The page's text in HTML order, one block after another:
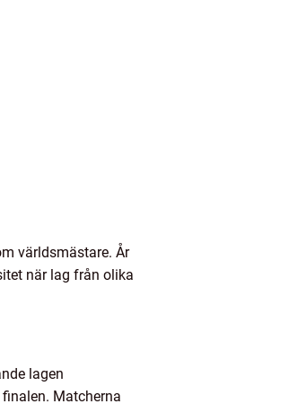
världsmästare. År
när lag från olika
lagen
Matcherna